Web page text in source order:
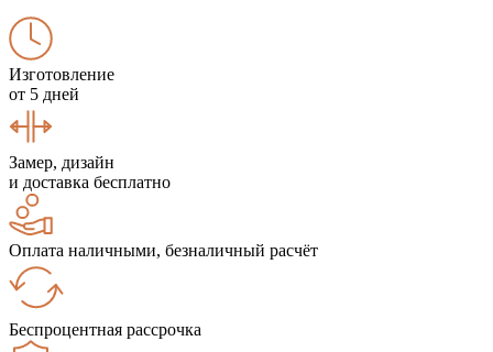
Изготовление
от 5 дней
Замер, дизайн
и доставка бесплатно
Оплата наличными, безналичный расчёт
Беспроцентная рассрочка